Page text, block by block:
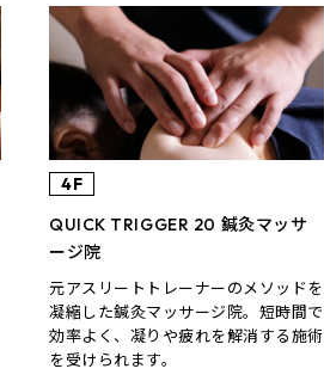
4F
QUICK TRIGGER 20 鍼灸マッサ
ージ院
元アスリートトレーナーのメソッドを
凝縮した鍼灸マッサージ院。短時間で
効率よく、凝りや疲れを解消する施術
を受けられます。